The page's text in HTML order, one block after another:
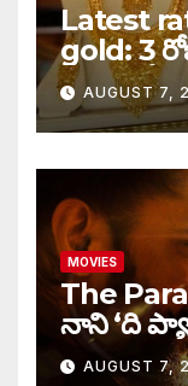
Latest
gold: 3
తులం
AUGUST 7,
MOVIES
The
నాని ‘ది
AUGUST 7,